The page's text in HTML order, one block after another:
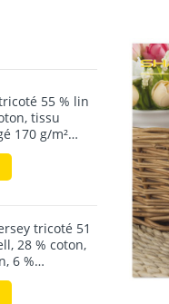
55 % lin
tissu
170 g/m²
tricoté 51
28 % coton,
6 %
190 g/m²